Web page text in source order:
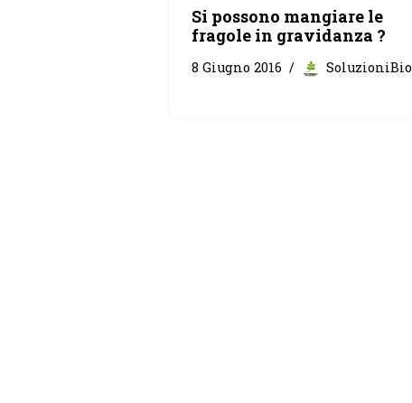
Si possono mangiare le
fragole in gravidanza ?
8 Giugno 2016 SoluzioniBio